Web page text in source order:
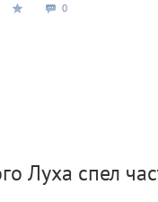
0
Луха спел